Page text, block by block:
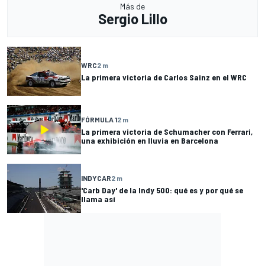
Más de
Sergio Lillo
WRC2 m
La primera victoria de Carlos Sainz en el WRC
FÓRMULA 12 m
La primera victoria de Schumacher con Ferrari,
una exhibición en lluvia en Barcelona
INDYCAR2 m
'Carb Day' de la Indy 500: qué es y por qué se
llama así